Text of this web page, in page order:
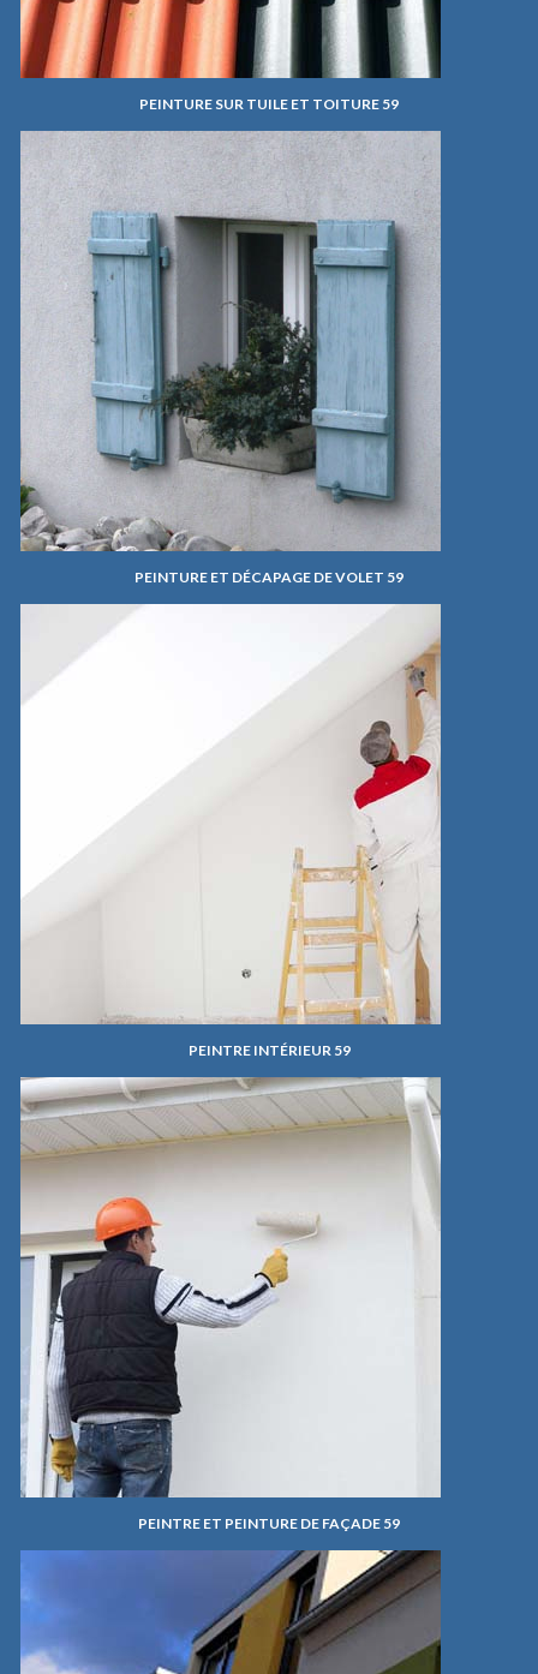
PEINTURE SUR TUILE ET TOITURE 59
PEINTURE ET DÉCAPAGE DE VOLET 59
PEINTRE INTÉRIEUR 59
PEINTRE ET PEINTURE DE FAÇADE 59